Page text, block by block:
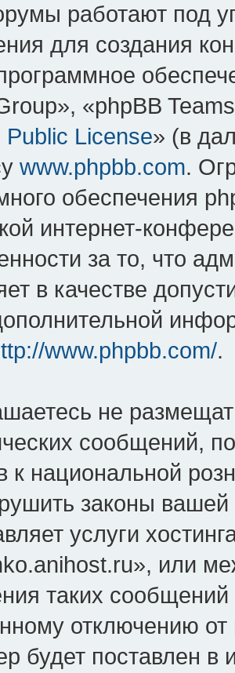
работают под
для создания
«phpBB
Public License» (в
www.phpbb.com.
обеспечения
интернет-
за то, что
в качестве
www.phpbb.com/.
не
сообщений,
к национальной
законы
услуги
или
таких
отключению
будет поставлен в